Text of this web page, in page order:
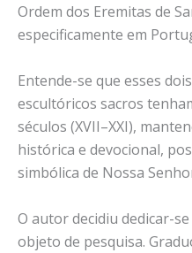
Ordem dos Eremitas de
especificamente em
Entende-se que esses
escultóricos sacros
séculos (XVII–XXI),
histórica e devocional,
simbólica de Nossa
O autor decidiu dedicar-
objeto de pesquisa.